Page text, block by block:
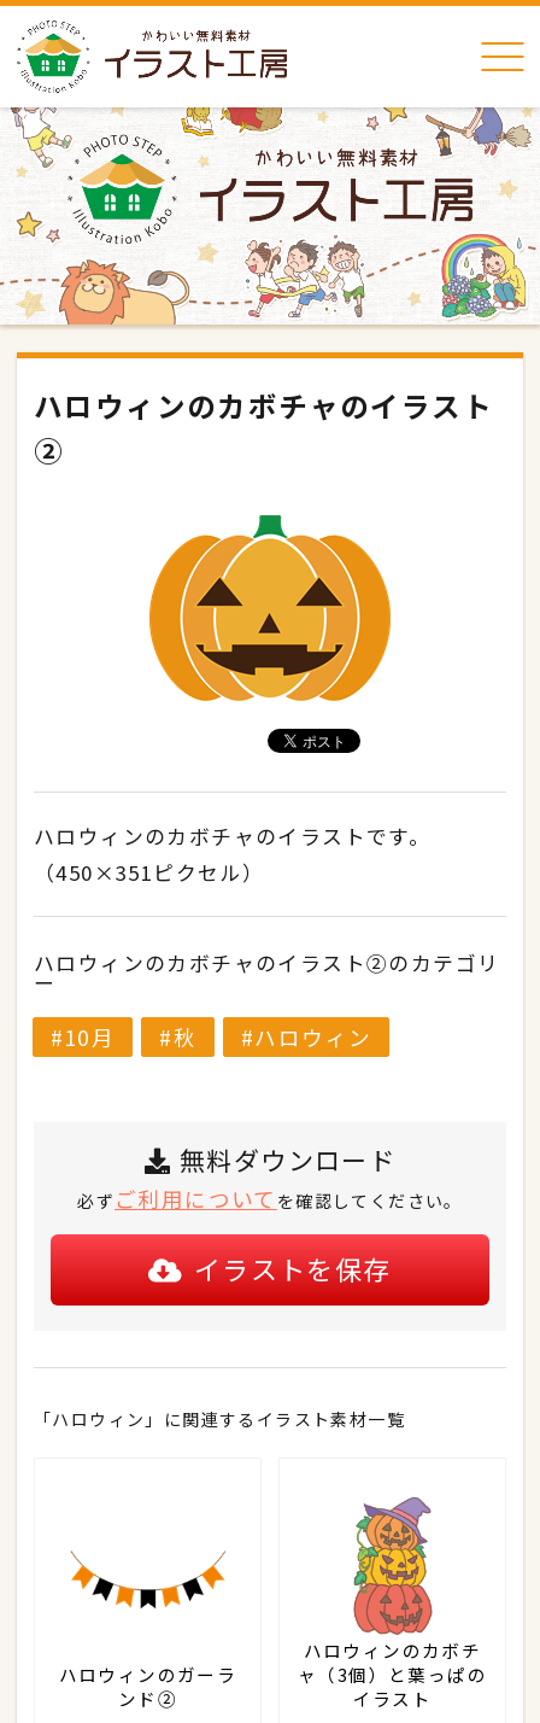
ハロウィンのカボチャのイラスト
②
ハロウィンのカボチャのイラストです。
（450×351ピクセル）
ハロウィンのカボチャのイラスト②のカテゴリ
ー
10月 秋 ハロウィン
無料ダウンロード
必ず ご利用について を確認してください。
イラストを保存
「ハロウィン」に関連するイラスト素材一覧
ハロウィンのガーラ
ンド②
ハロウィンのカボチ
ャ（3個）と葉っぱの
イラスト